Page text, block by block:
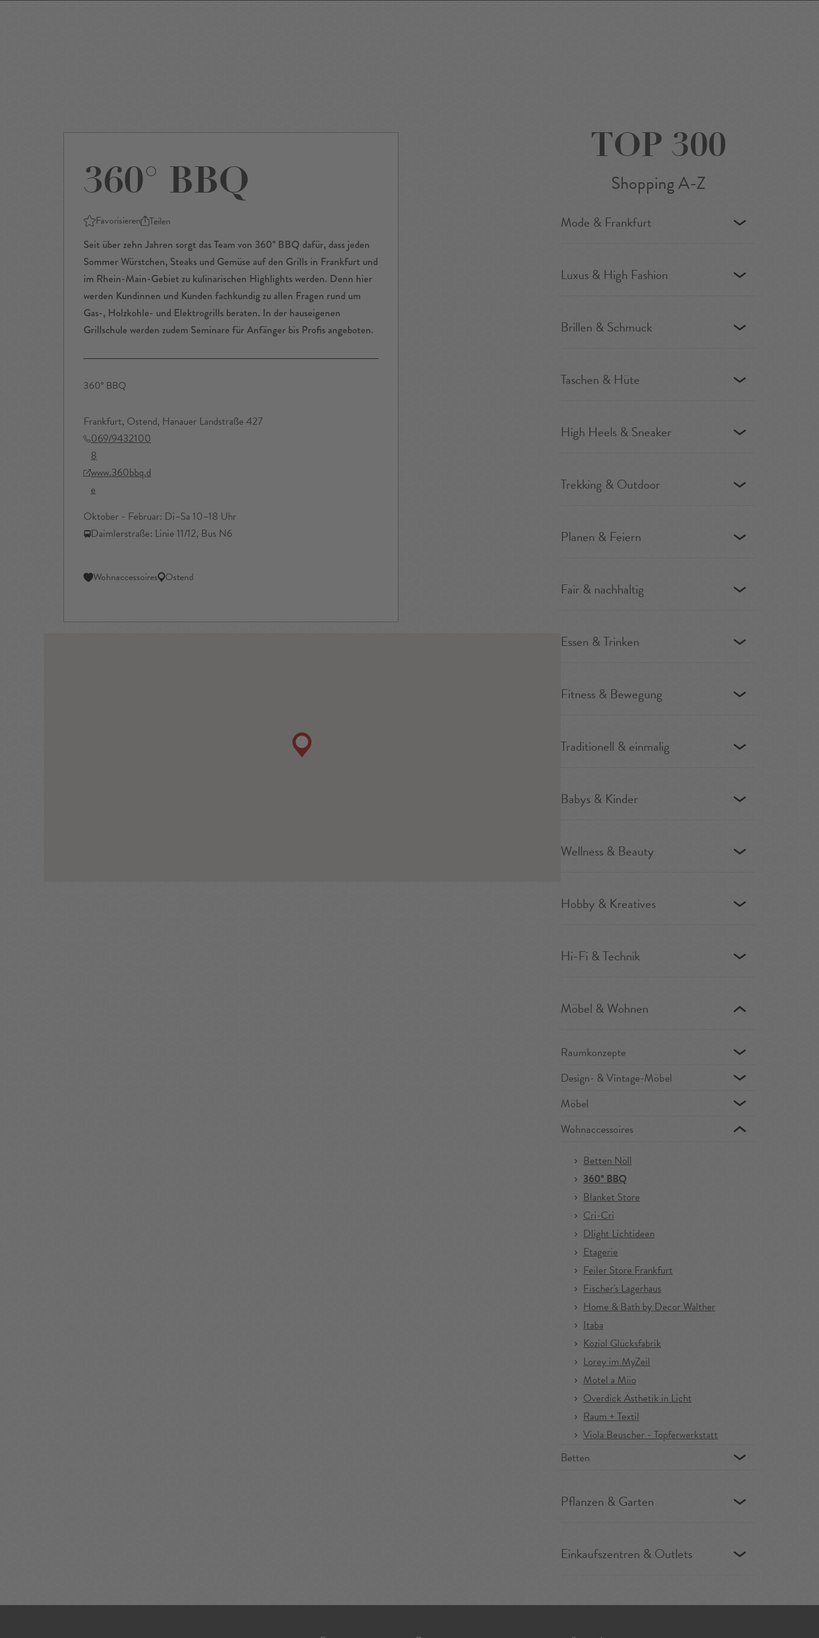
360° BBQ
Favorisieren Teilen
Seit über zehn Jahren sorgt das Team von 360° BBQ dafür, dass jeden
Sommer Würstchen, Steaks und Gemüse auf den Grills in Frankfurt und
im Rhein-Main-Gebiet zu kulinarischen Highlights werden. Denn hier
werden Kundinnen und Kunden fachkundig zu allen Fragen rund um
Gas-, Holzkohle- und Elektrogrills beraten. In der hauseigenen
Grillschule werden zudem Seminare für Anfänger bis Profis angeboten.
360° BBQ
Frankfurt, Ostend, Hanauer Landstraße 427
069/9432100
8
www.360bbq.d
e
Oktober - Februar: Di–Sa 10–18 Uhr
Daimlerstraße: Linie 11/12, Bus N6
Wohnaccessoires Ostend
TOP 300
Shopping A-Z
Mode & Frankfurt
Luxus & High Fashion
Brillen & Schmuck
Taschen & Hüte
High Heels & Sneaker
Trekking & Outdoor
Planen & Feiern
Fair & nachhaltig
Essen & Trinken
Fitness & Bewegung
Traditionell & einmalig
Babys & Kinder
Wellness & Beauty
Hobby & Kreatives
Hi-Fi & Technik
Möbel & Wohnen
Raumkonzepte
Design- & Vintage-Möbel
Möbel
Wohnaccessoires
Betten Nöll
360° BBQ
Blanket Store
Cri-Cri
Dlight Lichtideen
Etagerie
Feiler Store Frankfurt
Fischer's Lagerhaus
Home & Bath by Decor Walther
Itaba
Koziol Glücksfabrik
Lorey im MyZeil
Motel a Miio
Overdick Ästhetik in Licht
Raum + Textil
Viola Beuscher - Töpferwerkstatt
Betten
Pflanzen & Garten
Einkaufszentren & Outlets